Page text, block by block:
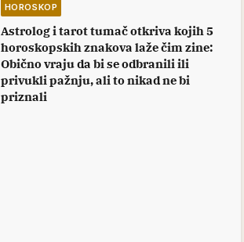
HOROSKOP
Astrolog i tarot tumač otkriva kojih 5
horoskopskih znakova laže čim zine:
Obično vraju da bi se odbranili ili
privukli pažnju, ali to nikad ne bi
priznali